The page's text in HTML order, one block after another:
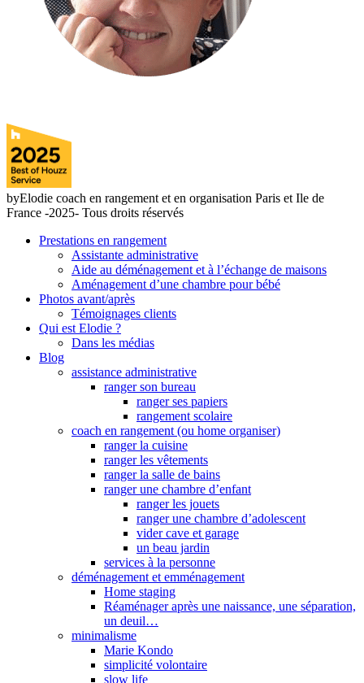
byElodie coach en rangement et en organisation Paris et Ile de
France -2025- Tous droits réservés
Prestations en rangement
Assistante administrative
Aide au déménagement et à l’échange de maisons
Aménagement d’une chambre pour bébé
Photos avant/après
Témoignages clients
Qui est Elodie ?
Dans les médias
Blog
assistance administrative
ranger son bureau
ranger ses papiers
rangement scolaire
coach en rangement (ou home organiser)
ranger la cuisine
ranger les vêtements
ranger la salle de bains
ranger une chambre d’enfant
ranger les jouets
ranger une chambre d’adolescent
vider cave et garage
un beau jardin
services à la personne
déménagement et emménagement
Home staging
Réaménager après une naissance, une séparation,
un deuil…
minimalisme
Marie Kondo
simplicité volontaire
slow life